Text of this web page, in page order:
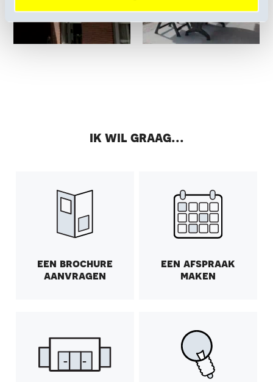
ik wil graag...
een brochure
aanvragen
een afspraak
maken